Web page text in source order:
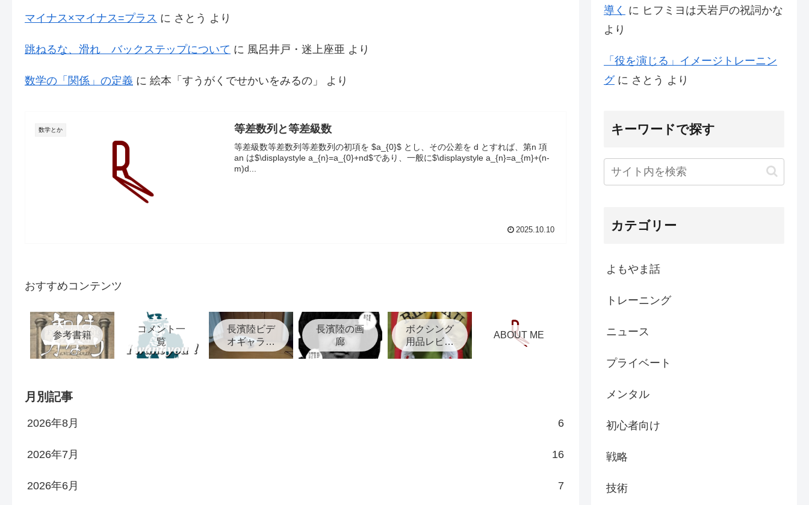
マイナス×マイナス=プラス に さとう より
跳ねるな、滑れ バックステップについて に 風呂井戸・迷上座亜 より
数学の「関係」の定義 に 絵本「すうがくでせかいをみるの」 より
数学とか 等差数列と等差級数
等差級数等差数列等差数列の初項を $a_{0}$ とし、その公差を d とすれば、第n 項
an は$\displaystyle a_{n}=a_{0}+nd$であり、一般に$\displaystyle a_{n}=a_{m}+(n-
m)d...
2025.10.10
おすすめコンテンツ
参考書籍
コメント一
覧
長濱陸ビデ
オギャラリ
ー
長濱陸の画
廊
ボクシング
用品レビュ
ー
ABOUT ME
月別記事
2026年8月 6
2026年7月 16
2026年6月 7
導く に ヒフミヨは天岩戸の祝詞かな
より
「役を演じる」イメージトレーニン
グに さとう より
キーワードで探す
カテゴリー
よもやま話
トレーニング
ニュース
プライベート
メンタル
初心者向け
戦略
技術